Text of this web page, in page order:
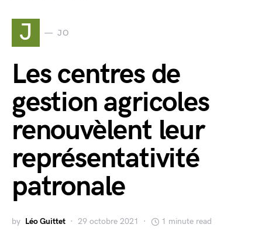
J JO
Les centres de
gestion agricoles
renouvèlent leur
représentativité
patronale
by Léo Guittet 29 octobre 2021 1 minute read